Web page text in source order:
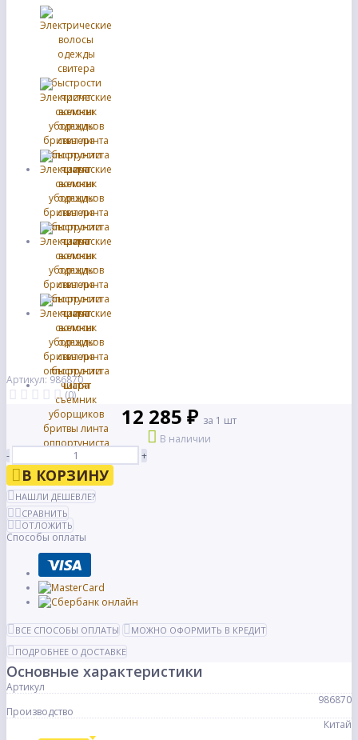
Артикул: 986870
(0)
12 285 ₽ за 1 шт
В наличии
-
+
В КОРЗИНУ
НАШЛИ ДЕШЕВЛЕ?
СРАВНИТЬ
ОТЛОЖИТЬ
Способы оплаты
ВСЕ СПОСОБЫ ОПЛАТЫ
МОЖНО ОФОРМИТЬ В КРЕДИТ
ПОДРОБНЕЕ О ДОСТАВКЕ
Основные характеристики
Артикул
986870
Производство
Китай